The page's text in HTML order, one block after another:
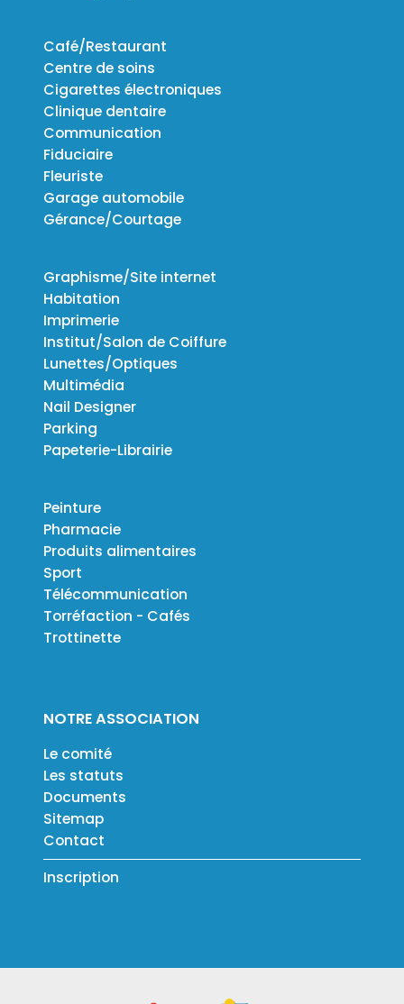
Café/Restaurant
Centre de soins
Cigarettes électroniques
Clinique dentaire
Communication
Fiduciaire
Fleuriste
Garage automobile
Gérance/Courtage
Graphisme/Site internet
Habitation
Imprimerie
Institut/Salon de Coiffure
Lunettes/Optiques
Multimédia
Nail Designer
Parking
Papeterie-Librairie
Peinture
Pharmacie
Produits alimentaires
Sport
Télécommunication
Torréfaction - Cafés
Trottinette
NOTRE ASSOCIATION
Le comité
Les statuts
Documents
Sitemap
Contact
Inscription